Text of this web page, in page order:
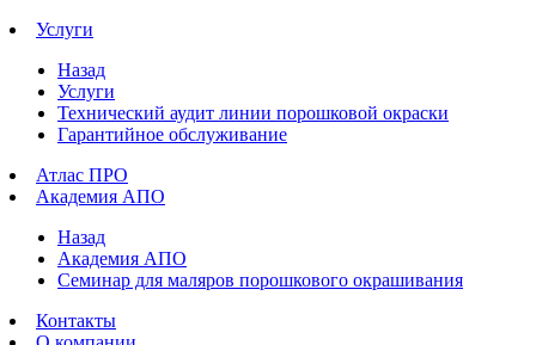
Услуги
Назад
Услуги
Технический аудит линии порошковой окраски
Гарантийное обслуживание
Атлас ПРО
Академия АПО
Назад
Академия АПО
Семинар для маляров порошкового окрашивания
Контакты